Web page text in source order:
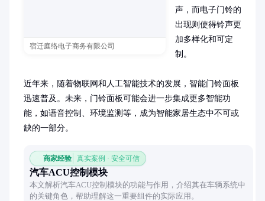
宿迁庭络电子商务有限公司
声，而电子门铃的
出现则使得铃声更
加多样化和可定
制。
近年来，随着物联网和人工智能技术的发展，智能门铃面板
迅速普及。未来，门铃面板可能会进一步集成更多智能功
能，如语音控制、环境监测等，成为智能家居生态中不可或
缺的一部分。
商家经验 真实案例 · 安全可信
汽车ACU控制模块
本文解析汽车ACU控制模块的功能与作用，介绍其在车辆系统中
的关键角色，帮助理解这一重要组件的实际应用。